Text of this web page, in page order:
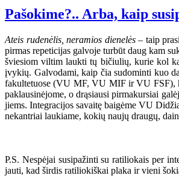
Pašokime?.. Arba, kaip
Ateis rudenėlis, neramios dienelės– taip
pirmas repeticijas galvoje turbūt daug kam
šviesiom viltim laukti tų bičiulių, kurie kol
įvykių. Galvodami, kaip čia sudominti kuo
fakultetuose (VU MF, VU MIF ir VU FSF),
paklausinėjome, o drąsiausi pirmakursiai
jiems. Integracijos savaitę baigėme VU
nekantriai laukiame, kokių naujų draugų,
P.S. Nespėjai susipažinti su ratiliokais per
jauti, kad širdis ratiliokiškai plaka ir vieni